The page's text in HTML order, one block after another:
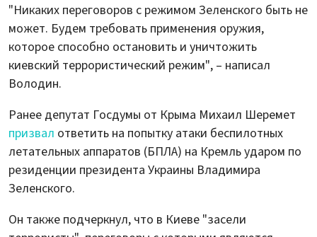
"Никаких переговоров с режимом Зеленского быть не
может. Будем требовать применения оружия,
которое способно остановить и уничтожить
киевский террористический режим", – написал
Володин.
Ранее депутат Госдумы от Крыма Михаил Шеремет
призвал ответить на попытку атаки беспилотных
летательных аппаратов (БПЛА) на Кремль ударом по
резиденции президента Украины Владимира
Зеленского.
Он также подчеркнул, что в Киеве "засели